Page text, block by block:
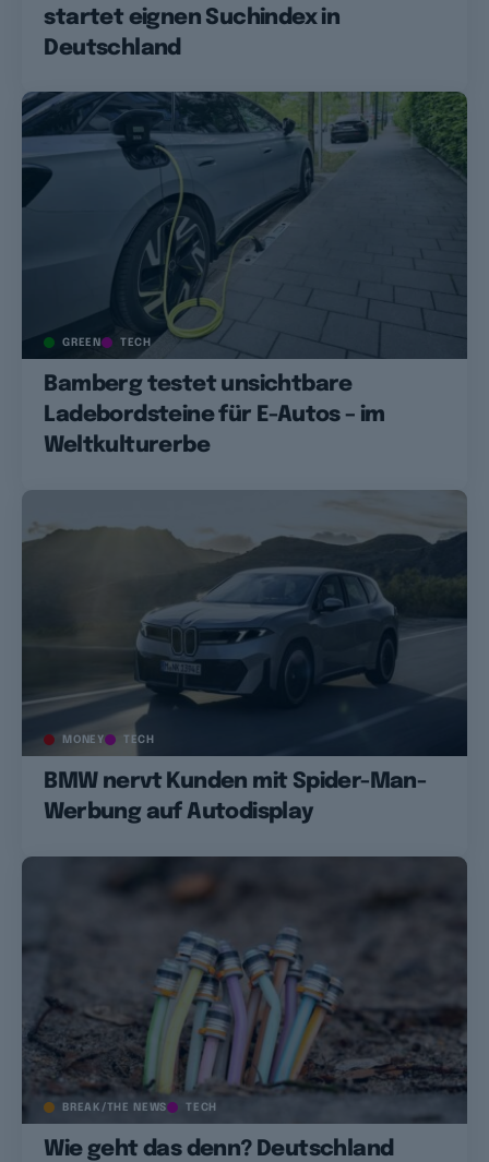
startet eignen Suchindex in
Deutschland
GREEN TECH
Bamberg testet unsichtbare
Ladebordsteine für E-Autos – im
Weltkulturerbe
MONEY TECH
BMW nervt Kunden mit Spider-Man-
Werbung auf Autodisplay
BREAK/THE NEWS TECH
Wie geht das denn? Deutschland